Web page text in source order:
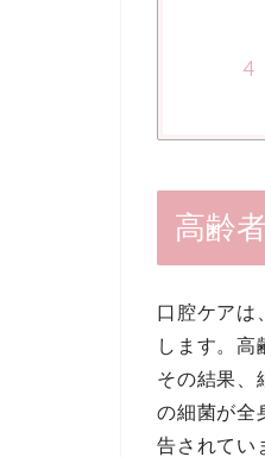
高齢
口腔ケアは
します。高
その結果、
の細菌が全
告されてい